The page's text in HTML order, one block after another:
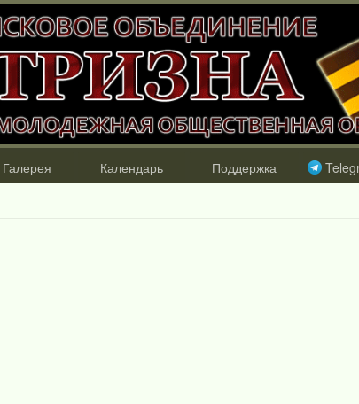
Галерея Календарь Поддержка